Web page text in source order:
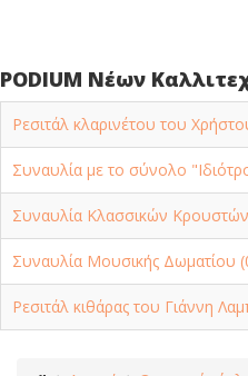
PODIUM Νέων
Ρεσιτάλ κλαρινέτου του
Συναυλία με το σύνολο
Συναυλία Κλασσικών
Συναυλία Μουσικής Δωματίου
Ρεσιτάλ κιθάρας του Γιάννη